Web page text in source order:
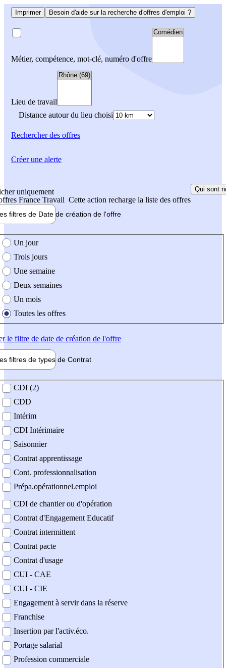
Imprimer Besoin d'aide sur la recherche d'offres d'emploi ?
Métier, compétence, mot-clé, numéro d'offre
Lieu de travail
Distance autour du lieu choisi
Rechercherdes offres
uniquement
France Travail Cette action recharge la liste des offres
Qui sont
filtres de Date de création de l'offre
création de l'offre
Un jour
Trois jours
Une semaine
Deux semaines
Un mois
Toutes les offres
le filtre de date de création de l'offre
filtres de types de Contrat
contrat
CDI (2)
CDD
Intérim
CDI Intérimaire
Saisonnier
Contrat apprentissage
Cont. professionnalisation
Prépa.opérationnel.emploi
CDI de chantier ou d'opération
Contrat d'Engagement Educatif
Contrat intermittent
Contrat pacte
Contrat d'usage
CUI - CAE
CUI - CIE
Engagement à servir dans la réserve
Franchise
Insertion par l'activ.éco.
Portage salarial
Profession commerciale
Créer une alerte